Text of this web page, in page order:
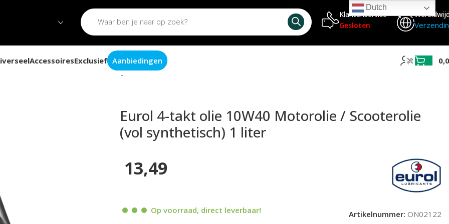
Klantenservice
Gesloten
AccessoiresExclusief Aanbiedingen
Motorolie / Scooterolie (vol synthetisch) 1 liter
Eurol 4-takt olie 10W40 Motorolie / Scooterolie
(vol synthetisch) 1 liter
13,49
Op voorraad, direct leverbaar! Artikelnummer: ON02122
Dutch